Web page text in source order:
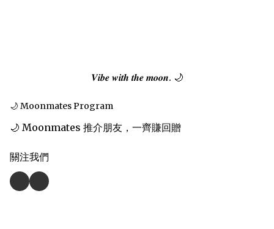
𝑽𝒊𝒃𝒆 𝒘𝒊𝒕𝒉 𝒕𝒉𝒆 𝒎𝒐𝒐𝒏. 🌙
🌙 Moonmates Program
🌙 Moonmates 推介朋友，一齊賺回贈
關注我們